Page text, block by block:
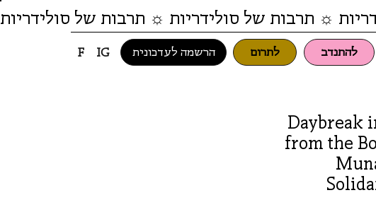
להתנדב לתרום F IG הרשמה לעדכונית
☼ תרבות של סולידריות ☼ תרבות של סולידריות
Daybreak
from the